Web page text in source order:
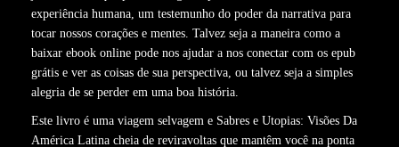
experiência humana, um testemunho do poder da narrativa para
tocar nossos corações e mentes. Talvez seja a maneira como a
baixar ebook online pode nos ajudar a nos conectar com os epub
grátis e ver as coisas de sua perspectiva, ou talvez seja a simples
alegria de se perder em uma boa história.
Este livro é uma viagem selvagem e Sabres e Utopias: Visões Da
América Latina cheia de reviravoltas que mantêm você na ponta